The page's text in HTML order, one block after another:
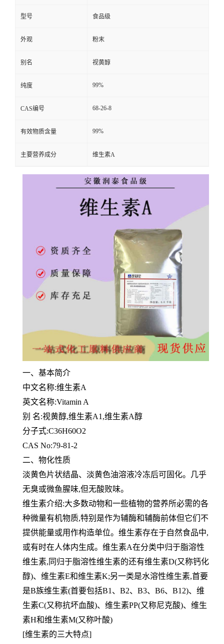
型号 食品级
外观 粉末
别名 视黄醇
纯度 99%
CAS编号 68-26-8
有效物质含量 99%
主要营养成分 维生素A
一、 基本简介
中文名称:维生素A
英文名称:Vitamin A
别 名:视黄醇,维生素A1,维生素A醇
分子式:C36H60O2
CAS No:79-81-2
二、物化性质
淡黄色片状结晶、淡黄色油溶液冷冻后可固化。几乎
无臭或微鱼腥味,但无酸败味。
维生素介绍:大多数动物和一些植物的营养所必需的各
种微量有机物质,特别是作为辅酶和辅酶前体但它们不
提供能量或用作构造单位。维生素存在于自然食品中,
或有时在人体内生成。维生素A在分类中归于脂溶性
维生素,同归于脂溶性维生素的还有维生素D(又称钙化
醇)、维生素E和维生素K;另一类是水溶性维生素,首要
是B族维生素(首要包括B1、B2、B3、B6、B12)、维
生素C(又称抗坏血酸)、维生素PP(又称尼克酸)、维生
素H和维生素M(又称叶酸)
[维生素的三大特点]